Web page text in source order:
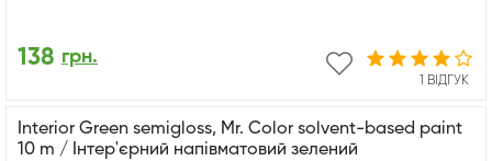
1 ВІДГУК
138 грн.
Interior Green semigloss, Mr. Color solvent-based paint
10 m / Інтер'єрний напівматовий зелений